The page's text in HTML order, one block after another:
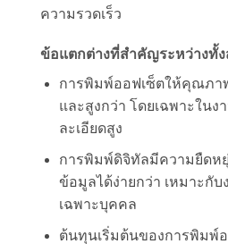
ความรวดเร็ว
ข้อแตกต่างที่สำคัญระหว่างทั้ง
การพิมพ์ออฟเซ็ตให้คุณภา
และสูงกว่า โดยเฉพาะในง
ละเอียดสูง
การพิมพ์ดิจิทัลมีความยืดห
ข้อมูลได้ง่ายกว่า เหมาะกั
เฉพาะบุคคล
ต้นทุนเริ่มต้นของการพิมพ์